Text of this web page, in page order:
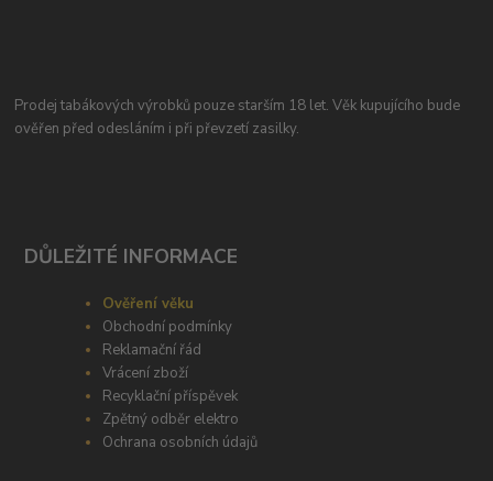
Prodej tabákových výrobků pouze starším 18 let. Věk kupujícího bude
ověřen před odesláním i při převzetí zasilky.
DŮLEŽITÉ INFORMACE
Ověření věku
Obchodní podmínky
Reklamační řád
Vrácení zboží
Recyklační příspěvek
Zpětný odběr elektro
Ochrana osobních údajů